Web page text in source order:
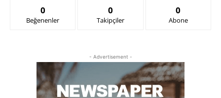
0
Beğenenler
0
Takipçiler
0
Abone
- Advertisement -